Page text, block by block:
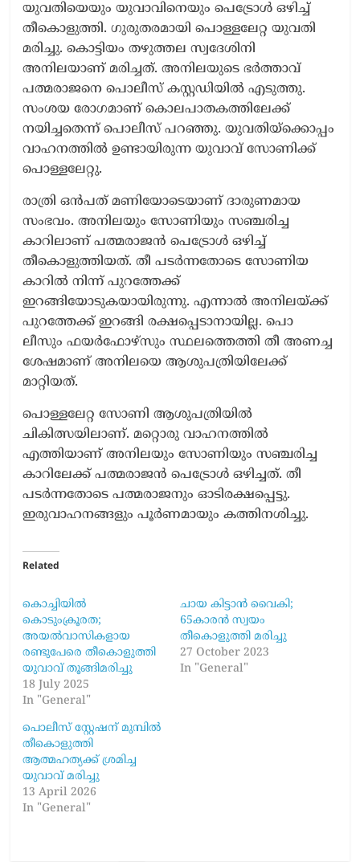
യുവതിയെയും യുവാവിനെയും പെട്രോൾ ഒഴിച്ച്
തീകൊളുത്തി. ഗുരുതരമായി പൊള്ളലേറ്റ യുവതി
മരിച്ചു. കൊട്ടിയം തഴുത്തല സ്വദേശിനി
അനിലയാണ് മരിച്ചത്. അനിലയുടെ ഭർത്താവ്
പത്മരാജനെ പൊലീസ് കസ്റ്റഡിയിൽ എടുത്തു.
സംശയ രോഗമാണ് കൊലപാതകത്തിലേക്ക്
നയിച്ചതെന്ന് പൊലീസ് പറഞ്ഞു. യുവതിയ്ക്കൊപ്പം
വാഹനത്തിൽ ഉണ്ടായിരുന്ന യുവാവ് സോണിക്ക്
പൊള്ളലേറ്റു.
രാത്രി ഒൻപത് മണിയോടെയാണ് ദാരുണമായ
സംഭവം. അനിലയും സോണിയും സഞ്ചരിച്ച
കാറിലാണ് പത്മരാജൻ പെട്രോൾ ഒഴിച്ച്
തീകൊളുത്തിയത്. തീ പടർന്നതോടെ സോണിയ
കാറിൽ നിന്ന് പുറത്തേക്ക്
ഇറങ്ങിയോടുകയായിരുന്നു. എന്നാൽ അനിലയ്ക്ക്
പുറത്തേക്ക് ഇറങ്ങി രക്ഷപ്പെടാനായില്ല. പൊ
ലീസും ഫയർഫോഴ്സും സ്ഥലത്തെത്തി തീ അണച്ച
ശേഷമാണ് അനിലയെ ആശുപത്രിയിലേക്ക്
മാറ്റിയത്.
പൊള്ളലേറ്റ സോണി ആശുപത്രിയിൽ
ചികിത്സയിലാണ്. മറ്റൊരു വാഹനത്തിൽ
എത്തിയാണ് അനിലയും സോണിയും സഞ്ചരിച്ച
കാറിലേക്ക് പത്മരാജൻ പെട്രോൾ ഒഴിച്ചത്. തീ
പടർന്നതോടെ പത്മരാജനും ഓടിരക്ഷപ്പെട്ടു.
ഇരുവാഹനങ്ങളും പൂർണമായും കത്തിനശിച്ചു.
Related
കൊച്ചിയിൽ
കൊടുംക്രൂരത;
അയൽവാസികളായ
രണ്ടുപേരെ തീകൊളുത്തി
യുവാവ് തൂങ്ങിമരിച്ചു
18 July 2025
In "General"
ചായ കിട്ടാൻ വൈകി;
65കാരൻ സ്വയം
തീകൊളുത്തി മരിച്ചു
27 October 2023
In "General"
പൊലീസ് സ്റ്റേഷന് മുമ്പിൽ
തീകൊളുത്തി
ആത്മഹത്യക്ക് ശ്രമിച്ച
യുവാവ് മരിച്ചു
13 April 2026
In "General"